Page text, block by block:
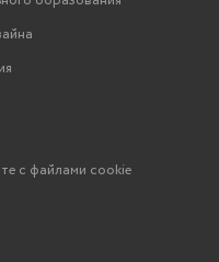
с файлами cookie